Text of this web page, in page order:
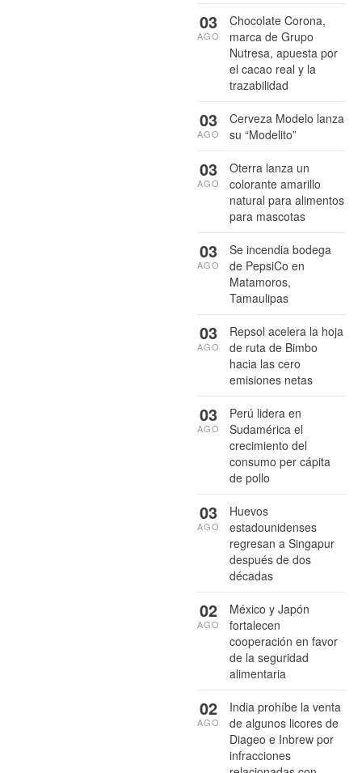
Chocolate Corona,
marca de Grupo
Nutresa, apuesta por
el cacao real y la
trazabilidad
03
AGO
Cerveza Modelo lanza
su “Modelito”
03
AGO
Oterra lanza un
colorante amarillo
natural para alimentos
para mascotas
03
AGO
Se incendia bodega
de PepsiCo en
Matamoros,
Tamaulipas
03
AGO
Repsol acelera la hoja
de ruta de Bimbo
hacia las cero
emisiones netas
03
AGO
Perú lidera en
Sudamérica el
crecimiento del
consumo per cápita
de pollo
03
AGO
Huevos
estadounidenses
regresan a Singapur
después de dos
décadas
03
AGO
México y Japón
fortalecen
cooperación en favor
de la seguridad
alimentaria
02
AGO
India prohíbe la venta
de algunos licores de
Diageo e Inbrew por
infracciones
02
AGO